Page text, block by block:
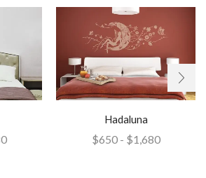
Hadaluna
$650 - $1,680